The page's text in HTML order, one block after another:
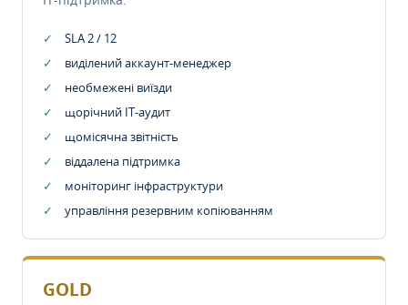
SLA 2 / 12
виділений аккаунт-менеджер
необмежені виїзди
щорічний IT-аудит
щомісячна звітність
віддалена підтримка
моніторинг інфраструктури
управління резервним копіюванням
GOLD